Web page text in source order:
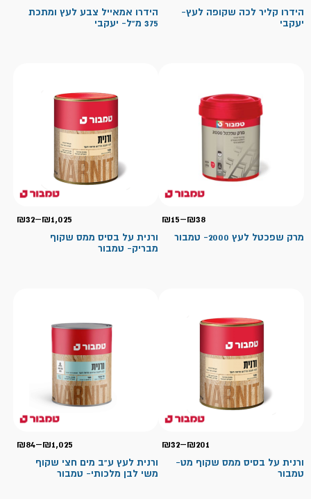
עד
הידרו קליר לכה שקופה לעץ-
יעקבי
הידרו אמאייל צבע לעץ ומתכת
375 מ"ל- יעקבי
₪15–₪38
עד
מרק שפכטל לעץ 2000- טמבור
₪32–₪1,025
ורנית על בסיס ממס שקוף
מבריק- טמבור
₪32–₪201
עד
ורנית על בסיס ממס שקוף מט-
טמבור
₪84–₪1,025
ורנית לעץ ע"ב מים חצי שקוף
משי לבן מלכותי- טמבור